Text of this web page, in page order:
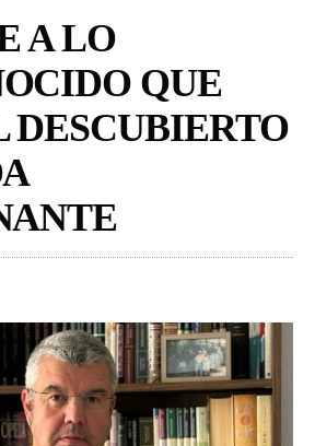
A LO
QUE
DESCUBIERTO